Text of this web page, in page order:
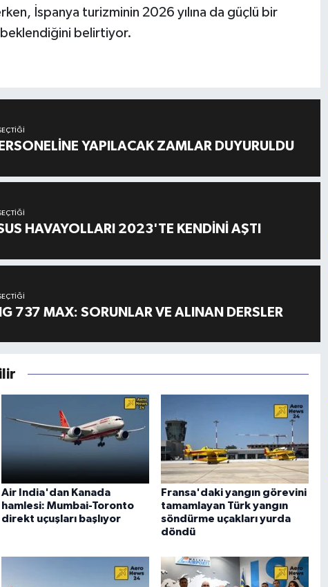
İspanya turizminin 2026 yılına da güçlü bir
belirtiyor.
YAPILACAK ZAMLAR DUYURULDU
HAVAYOLLARI 2023'TE KENDİNİ AŞTI
737 MAX: SORUNLAR VE ALINAN DERSLER
Air India'dan Kanada
hamlesi: Mumbai-Toronto
direkt uçuşları başlıyor
Fransa'daki yangın görevini
tamamlayan Türk yangın
söndürme uçakları yurda
döndü